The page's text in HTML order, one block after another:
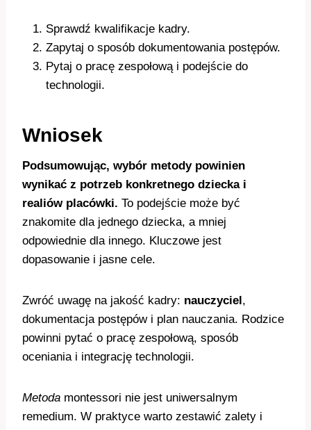
Sprawdź kwalifikacje kadry.
Zapytaj o sposób dokumentowania postępów.
Pytaj o pracę zespołową i podejście do
technologii.
Wniosek
Podsumowując, wybór metody powinien
wynikać z potrzeb konkretnego dziecka i
realiów placówki. To podejście może być
znakomite dla jednego dziecka, a mniej
odpowiednie dla innego. Kluczowe jest
dopasowanie i jasne cele.
Zwróć uwagę na jakość kadry: nauczyciel ,
dokumentacja postępów i plan nauczania. Rodzice
powinni pytać o pracę zespołową, sposób
oceniania i integrację technologii.
Metoda montessori nie jest uniwersalnym
remedium. W praktyce warto zestawić zalety i